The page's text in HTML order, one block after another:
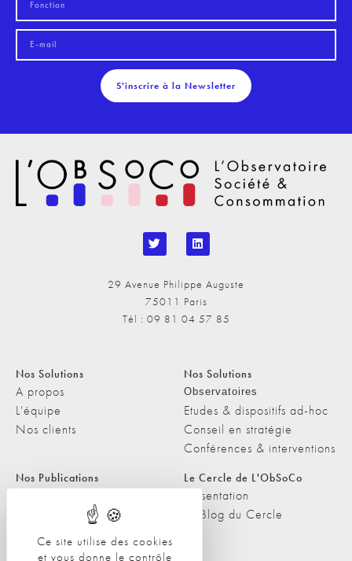
Ce site utilise des cookies
et vous donne le contrôle
S'inscrire à la Newsletter
29 Avenue Philippe Auguste
75011 Paris
Tél : 09 81 04 57 85
Nos Solutions
A propos
L'équipe
Nos clients
Nos Solutions
Observatoires
Etudes & dispositifs ad-hoc
Conseil en stratégie
Conférences & interventions
Nos Publications
Les Podcasts de L'ObSoCo
L'ObSoCo dans les médias
Le Cercle de L'ObSoCo
Présentation
Le Blog du Cercle